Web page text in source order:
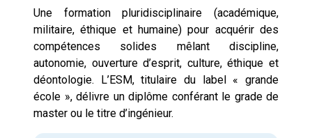
Une formation pluridisciplinaire (académique,
militaire, éthique et humaine) pour acquérir des
compétences solides mêlant discipline,
autonomie, ouverture d’esprit, culture, éthique et
déontologie. L’ESM, titulaire du label « grande
école », délivre un diplôme conférant le grade de
master ou le titre d’ingénieur.